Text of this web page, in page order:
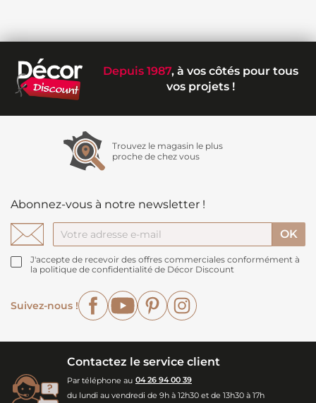
Depuis 1987, à vos côtés pour tous
vos projets !
Trouvez le magasin le plus
proche de chez vous
Abonnez-vous à notre newsletter !
J'accepte de recevoir des offres commerciales conformément à
la politique de confidentialité de Décor Discount
Suivez-nous !
FacebookYouTubePinterest
Contactez le service client
Par téléphone au 04 26 94 00 39
du lundi au vendredi de 9h à 12h30 et de 13h30 à 17h